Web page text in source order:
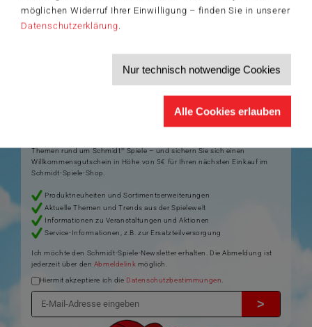
möglichen Widerruf Ihrer Einwilligung – finden Sie in unserer
Datenschutzerklärung
Nur technisch notwendige Cookies
Alle Cookies erlauben
Zum Shop
Der Schmidt-Spiele-Newsletter
Themen rund um Schmidt® Spiele – und sichern Sie sich einen
Willkommensgutschein in Höhe von 5€ für Ihren nächsten Einkauf im
Schmidt-Spiele-Shop.
Produktneuheiten und Sortimentserweiterungen
Aktuelle Themen und Trends aus der Spielewelt
Informationen zu Veranstaltungen und Aktionen
Service-Informationen, z.B. zur Ersatzteilversorgung
Ich möchte den Schmidt-Spiele-Newsletter erhalten. Die Abmeldung ist
jederzeit über den Abmeldelink möglich.
Hiermit akzeptiere ich die Datenschutzbestimmungen
>